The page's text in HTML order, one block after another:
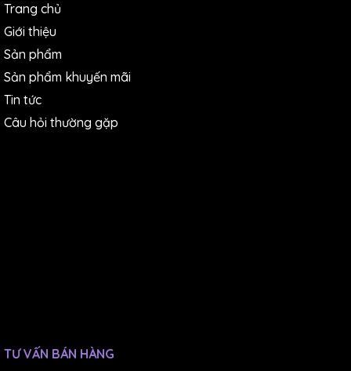
Trang chủ
Giới thiệu
Sản phẩm
Sản phẩm khuyến mãi
Tin tức
Câu hỏi thường gặp
TƯ VẤN BÁN HÀNG